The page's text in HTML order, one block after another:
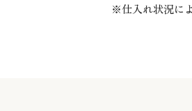
仕入れ状況に